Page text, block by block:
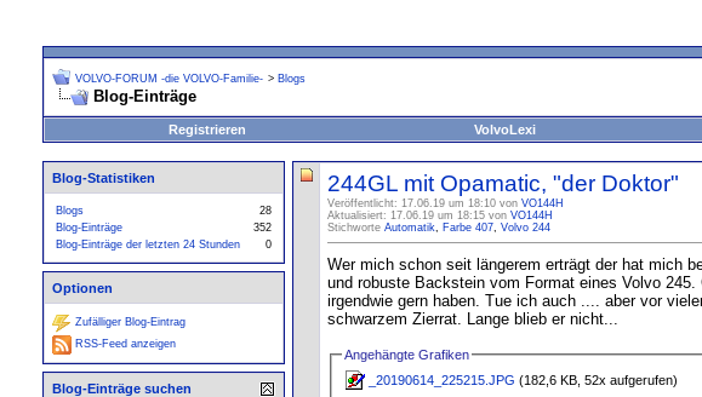
VOLVO-FORUM -die VOLVO-Familie- > Blogs
Blog-Einträge
Registrieren VolvoLexi
244GL mit Opamatic, "der Doktor"
Veröffentlicht: 17.06.19 um 18:10 von VO144H
Aktualisiert: 17.06.19 um 18:15 von VO144H
Stichworte Automatik, Farbe 407, Volvo 244
Wer mich schon seit längerem erträgt der hat mich
und robuste Backstein vom Format eines Volvo
irgendwie gern haben. Tue ich auch .... aber vor
schwarzem Zierrat. Lange blieb er nicht...
Angehängte Grafiken
_20190614_225215.JPG (182,6 KB, 52x aufgerufen)
Blog-Statistiken
Blogs
28
Blog-Einträge
352
Blog-Einträge der letzten 24 Stunden
0
Optionen
Zufälliger Blog-Eintrag
RSS-Feed anzeigen
Blog-Einträge suchen